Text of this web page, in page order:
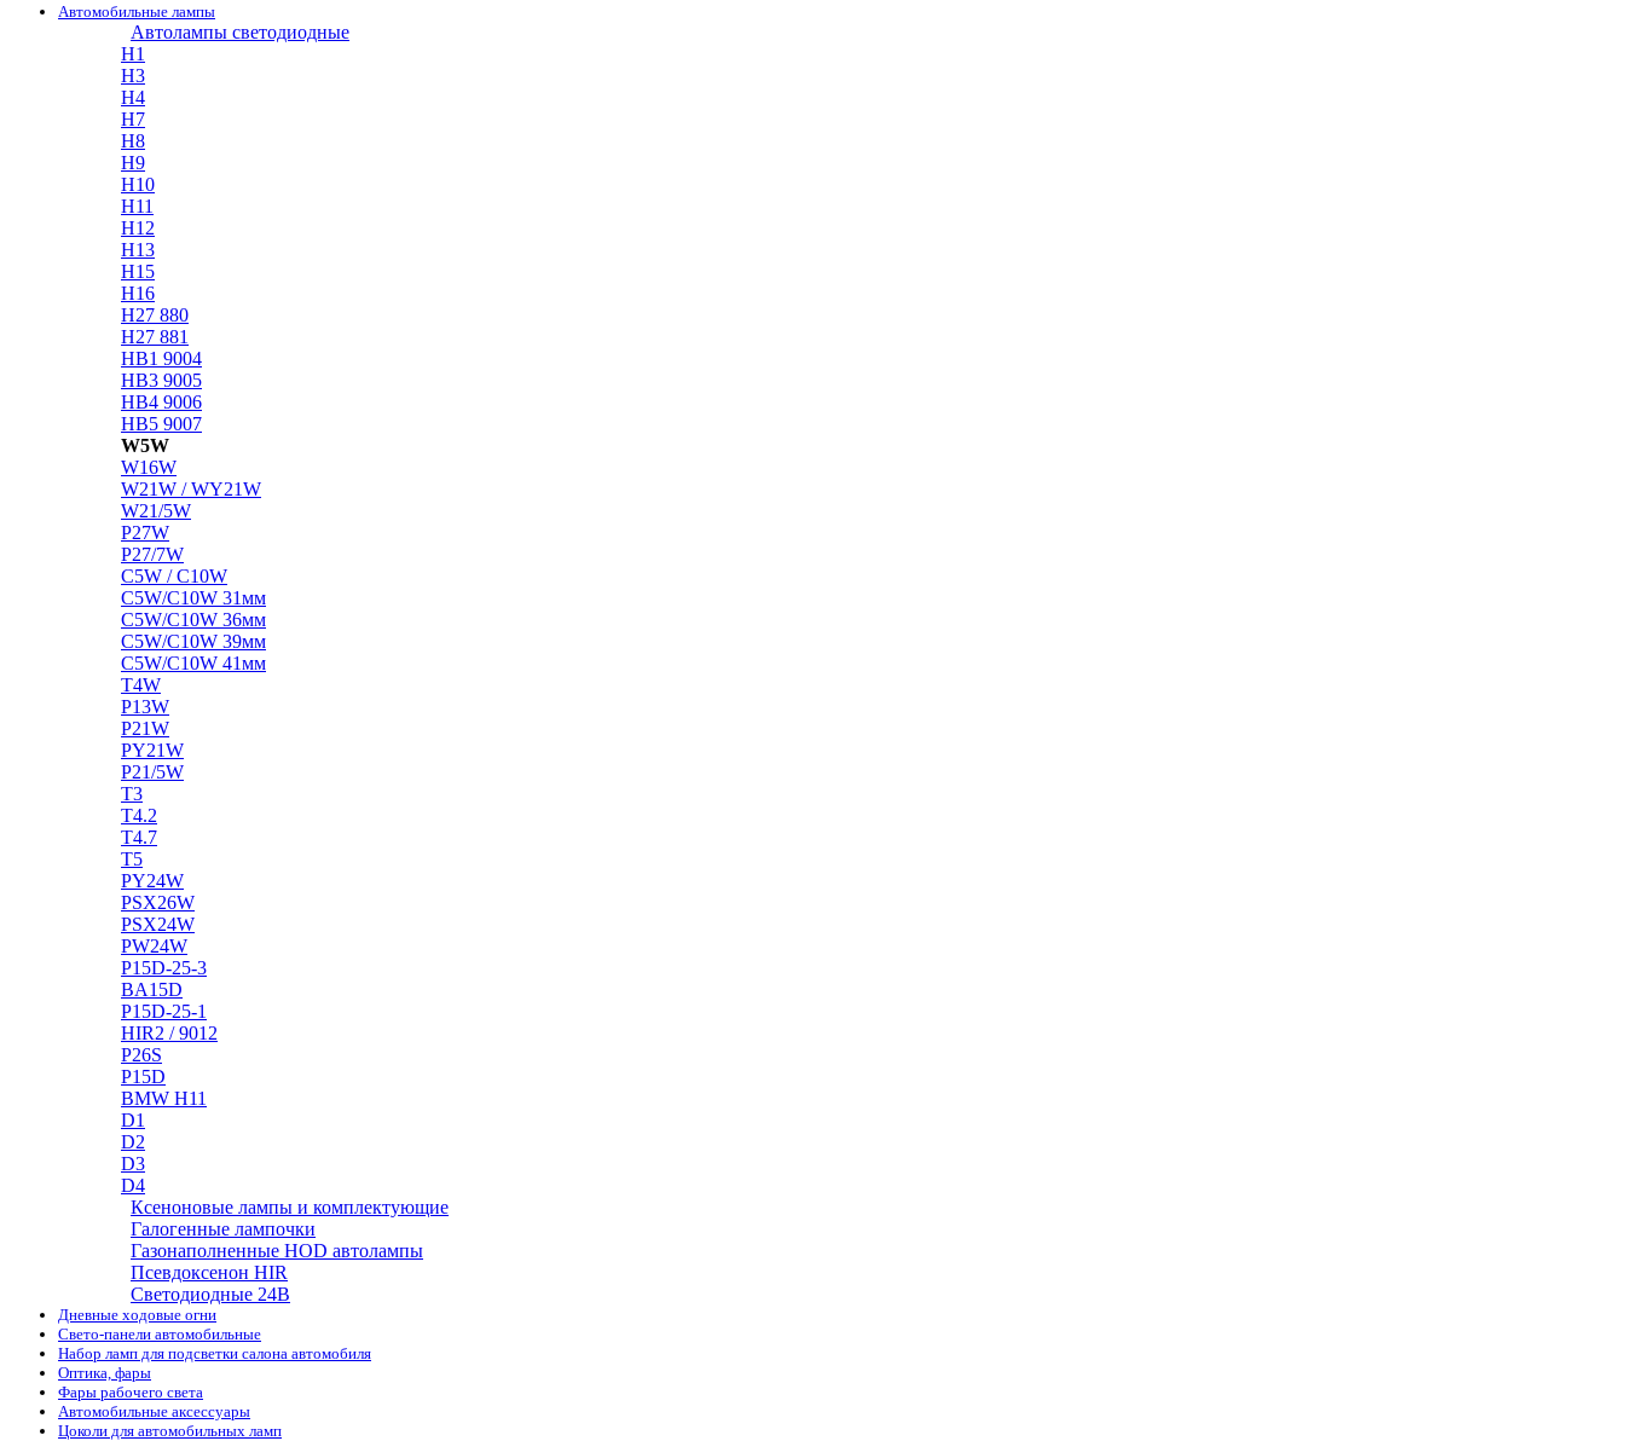
Автомобильные лампы
Автолампы светодиодные
H1
H3
H4
H7
H8
H9
H10
H11
H12
H13
H15
H16
H27 880
H27 881
HB1 9004
HB3 9005
HB4 9006
HB5 9007
W5W
W16W
W21W / WY21W
W21/5W
P27W
P27/7W
C5W / C10W
C5W/C10W 31мм
C5W/C10W 36мм
C5W/C10W 39мм
C5W/C10W 41мм
T4W
P13W
P21W
PY21W
P21/5W
T3
T4.2
T4.7
T5
PY24W
PSX26W
PSX24W
PW24W
P15D-25-3
BA15D
P15D-25-1
HIR2 / 9012
P26S
P15D
BMW H11
D1
D2
D3
D4
Ксеноновые лампы и комплектующие
Галогенные лампочки
Газонаполненные HOD автолампы
Псевдоксенон HIR
Cветодиодные 24B
Дневные ходовые огни
Свето-панели автомобильные
Набор ламп для подсветки салона автомобиля
Оптика, фары
Фары рабочего света
Автомобильные аксессуары
Цоколи для автомобильных ламп